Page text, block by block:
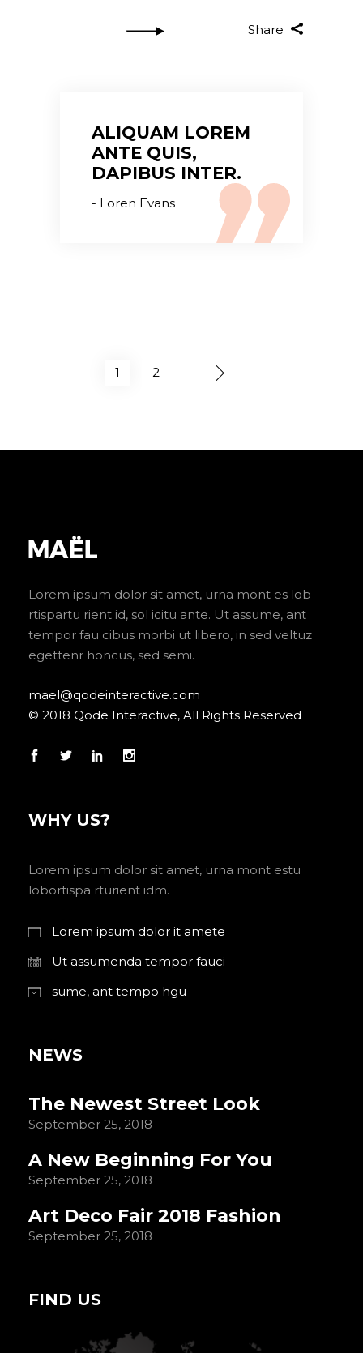
Share
ALIQUAM LOREM
ANTE QUIS,
DAPIBUS INTER.
Loren Evans
1 2
Lorem ipsum dolor sit amet, urna mont es lob
rtispartu rient id, sol icitu ante. Ut assume, ant
tempor fau cibus morbi ut libero, in sed veltuz
egettenr honcus, sed semi.
mael@qodeinteractive.com
© 2018 Qode Interactive, All Rights Reserved
WHY US?
Lorem ipsum dolor sit amet, urna mont estu
lobortispa rturient idm.
Lorem ipsum dolor it amete
Ut assumenda tempor fauci
sume, ant tempo hgu
NEWS
The Newest Street Look
September 25, 2018
A New Beginning For You
September 25, 2018
Art Deco Fair 2018 Fashion
September 25, 2018
FIND US